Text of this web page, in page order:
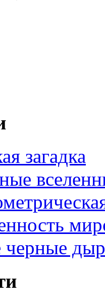
загадка
черные